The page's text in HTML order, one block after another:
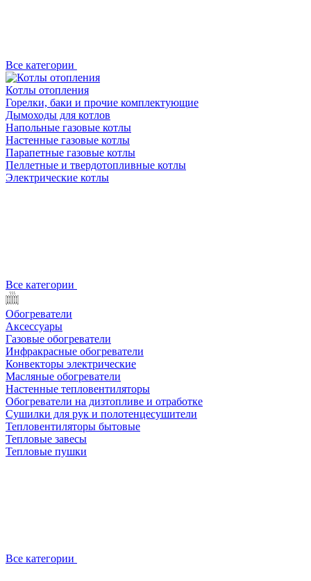
Все категории
Котлы отопления
Горелки, баки и прочие комплектующие
Дымоходы для котлов
Напольные газовые котлы
Настенные газовые котлы
Парапетные газовые котлы
Пеллетные и твердотопливные котлы
Электрические котлы
Все категории
Обогреватели
Аксессуары
Газовые обогреватели
Инфракрасные обогреватели
Конвекторы электрические
Масляные обогреватели
Настенные тепловентиляторы
Обогреватели на дизтопливе и отработке
Сушилки для рук и полотенцесушители
Тепловентиляторы бытовые
Тепловые завесы
Тепловые пушки
Все категории